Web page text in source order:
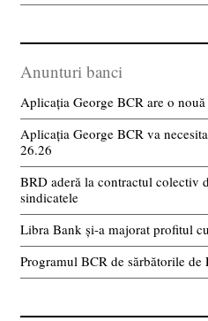
Anunturi banci
Aplicația George BCR are o
Aplicația George BCR va
26.26
BRD aderă la contractul colectiv
sindicatele
Libra Bank și-a majorat profitul
Programul BCR de sărbătorile de